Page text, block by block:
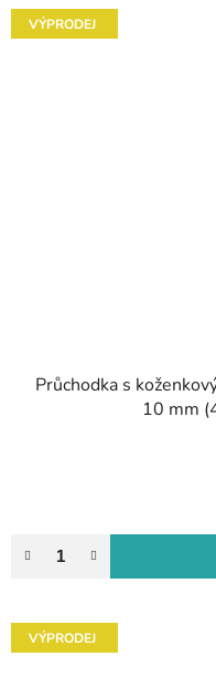
VÝPRODEJ
Průchodka s
10 mm
VÝPRODEJ